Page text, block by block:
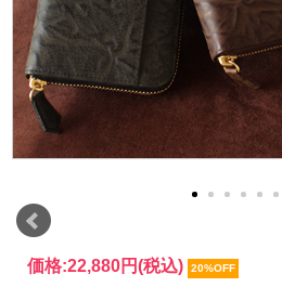
価格:22,880円(税込) 20%OFF